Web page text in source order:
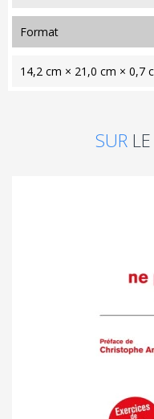
format
14,2 cm × 21,0 cm × 0,7
SUR